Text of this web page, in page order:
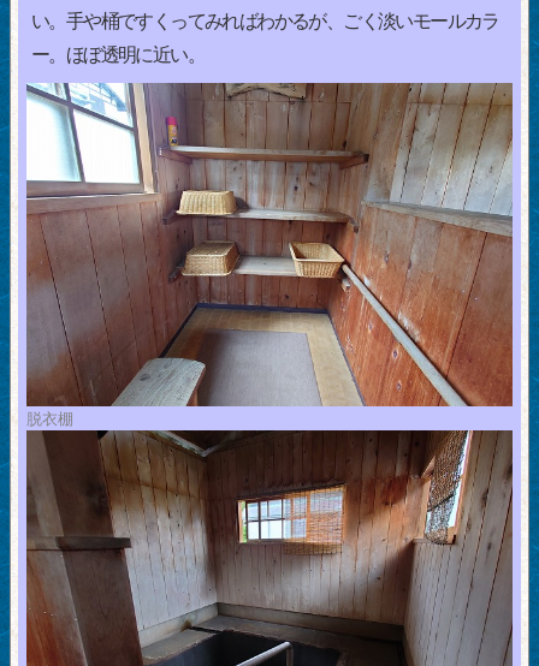
い。手や桶ですくってみればわかるが、ごく淡いモールカラ
ー。ほぼ透明に近い。
脱衣棚